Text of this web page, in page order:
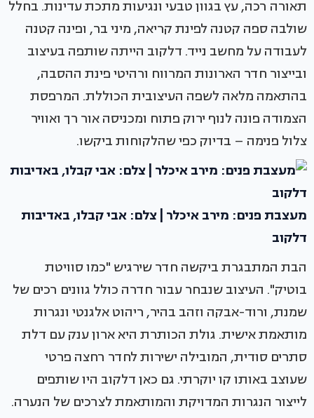
תאורה רכה, עץ בגוון טבעי ונגיעות מתכת עדינות. בחלל
שולבה ספה קטנה לפינת קריאה, מיני בר, ופינה קטנה
לעבודה על מחשב נייד. דלקוב הייתה שותפה בעיצוב
ובייצור חדר הארונות המרווח ורהיטי פינת ההסבה,
בהתאמה מלאה לשפה העיצובית הכוללת. המרפסת
הצמודה פונה לנוף ירוק פתוח ומכניסה אור רך ואוויר
צלול פנימה – בדיוק כפי שהלקוחות ביקשו.
מעצבת פנים: מירב איכלר | צלם: אבי קבלו, באדיבות
דלקוב
הבת המתבגרת ביקשה חדר שירגיש "כמו סוויטת
בוטיק". העיצוב שנבחר עבור חדרה כולל גוונים רכים של
שמנת, ורוד-אבקה וזהב בהיר, ריהוט אלגנטי ונגרות
מותאמת אישית. גולת הכותרת היא ארון ענק עם דלת
סתרים סודית, המובילה ישירות לחדר רחצה פרטי
שעוצב באותו קו יוקרתי. גם כאן דלקוב היו שותפים
לייצור הנגרות המדויקת והמותאמת לצרכים של הנערה.